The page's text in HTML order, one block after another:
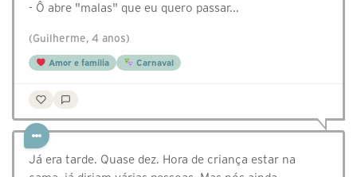
- Ô abre "malas" que eu quero passar...
(Guilherme, 4 anos)
Amor e família Carnaval
Já era tarde. Quase dez. Hora de criança estar na